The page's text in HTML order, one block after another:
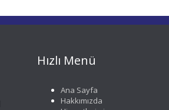
Hızlı Menü
Ana Sayfa
Hakkımızda